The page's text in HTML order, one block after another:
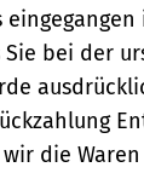
bei der
die